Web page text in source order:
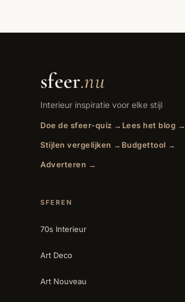
sfeer.nu
Interieur inspiratie voor elke stijl
Doe de sfeer-quiz → Lees het blog →
Stijlen vergelijken → Budgettool →
Adverteren →
SFEREN
70s Interieur
Art Deco
Art Nouveau